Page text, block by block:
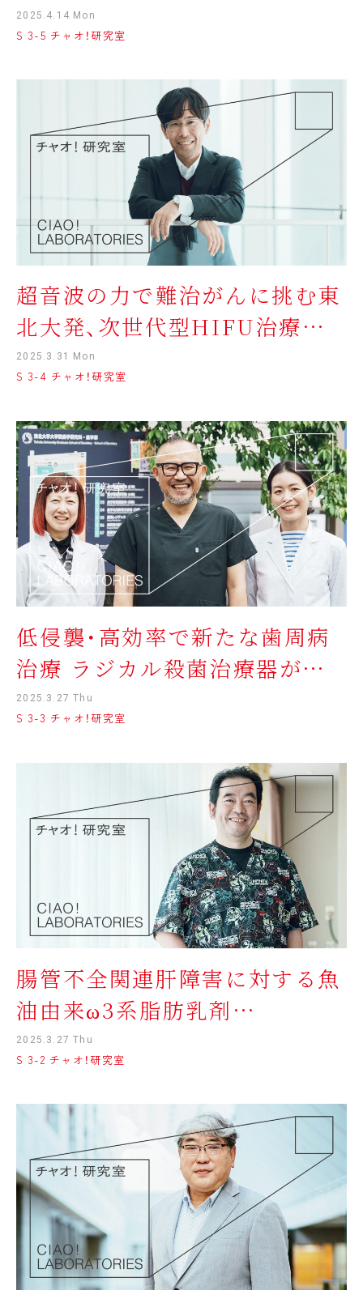
× 森優（東北大学病院 整形外科 講師）
2025.4.14 Mon
S 3-5 チャオ！研究室
超音波の力で難治がんに挑む東
北大発、次世代型HIFU治療装
置の開発
2025.3.31 Mon
S 3-4 チャオ！研究室
低侵襲・高効率で新たな歯周病
治療 ラジカル殺菌治療器が社
会実装へ
2025.3.27 Thu
S 3-3 チャオ！研究室
腸管不全関連肝障害に対する魚
油由来ω3系脂肪乳剤
Omegaven®の薬事承認を目的
とした臨床治験
2025.3.27 Thu
S 3-2 チャオ！研究室